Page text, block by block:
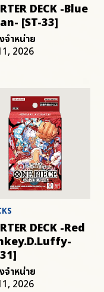
DECK -Blue
[ST-33]
จำหน่าย
2026
DECK -Red
จำหน่าย
2026